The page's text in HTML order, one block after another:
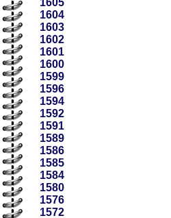
1605
1604
1603
1602
1601
1600
1599
1596
1594
1592
1591
1589
1586
1585
1584
1580
1576
1572